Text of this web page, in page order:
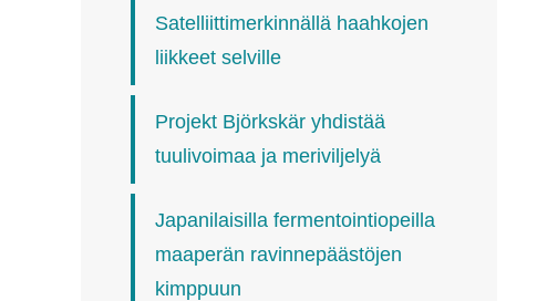
Satelliittimerkinnällä haahkojen
liikkeet selville
Projekt Björkskär yhdistää
tuulivoimaa ja meriviljelyä
Japanilaisilla fermentointiopeilla
maaperän ravinnepäästöjen
kimppuun